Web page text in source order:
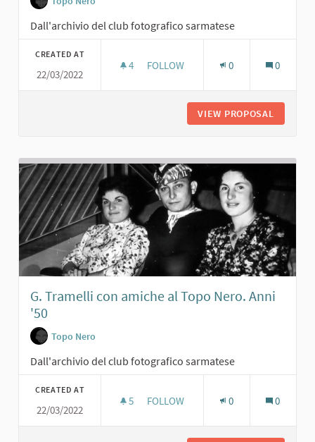
Dall'archivio del club fotografico sarmatese
CREATED AT
22/03/2022
4 4 FOLLOWERS
FOLLOW 0 0
VIEW PROPOSAL
G. Tramelli con amiche al Topo Nero. Anni
'50
Topo Nero
Dall'archivio del club fotografico sarmatese
CREATED AT
22/03/2022
5 5 FOLLOWERS
FOLLOW 0 0